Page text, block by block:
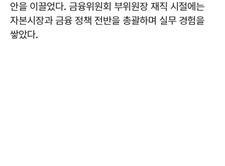
안을 이끌었다. 금융위원회 부위원장 재직 시절에는
자본시장과 금융 정책 전반을 총괄하며 실무 경험을
쌓았다.